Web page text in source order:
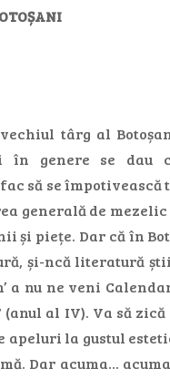
târg al
în genere se dau
să se împotivească
generală de
și piețe. Dar că în
și-ncă literatură
a nu ne veni
(anul al IV). Va să
apeluri la gustul
Dar acuma…